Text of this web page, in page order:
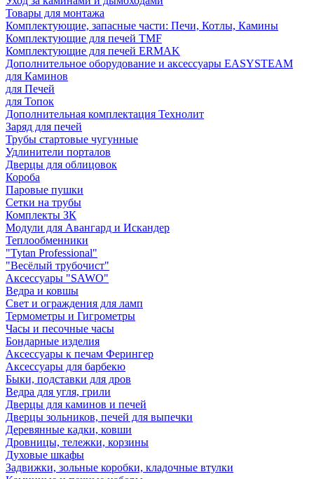
Товары для монтажа
Комплектующие, запасные части: Печи, Котлы, Камины
Комплектующие для печей TMF
Комплектующие для печей ERMAK
Дополнительное оборудование и аксессуары EASYSTEAM
для Каминов
для Печей
для Топок
Дополнительная комплектация Технолит
Заряд для печей
Трубы стартовые чугунные
Удлинители порталов
Дверцы для облицовок
Короба
Паровые пушки
Сетки на трубы
Комплекты ЗК
Модули для Авангард и Искандер
Теплообменники
"Tytan Professional"
"Весёлый трубочист"
Аксессуары "SAWO"
Ведра и ковшы
Свет и ограждения для ламп
Термометры и Гигрометры
Часы и песочные часы
Бондарные изделия
Аксессуары к печам Ферингер
Аксессуары для барбекю
Быки, подставки для дров
Ведра для угля, грили
Дверцы для каминов и печей
Дверцы зольников, печей для выпечки
Деревянные кадки, ковши
Дровницы, тележки, корзины
Духовые шкафы
Задвижки, зольные коробки, кладочные втулки